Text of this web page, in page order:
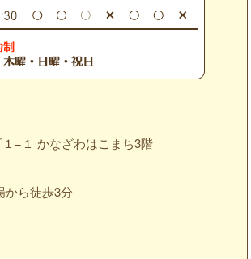
−１ かなざわはこまち3階
から徒歩3分